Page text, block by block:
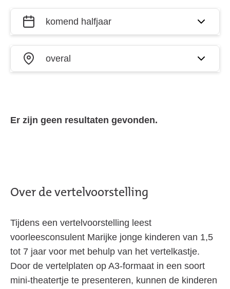
Filter
activiteiten
op datum
en plaats
Wanneer?
Waar?
Er zijn geen resultaten gevonden.
Over de vertelvoorstelling
Tijdens een vertelvoorstelling leest
voorleesconsulent Marijke jonge kinderen van 1,5
tot 7 jaar voor met behulp van het vertelkastje.
Door de vertelplaten op A3-formaat in een soort
mini-theatertje te presenteren, kunnen de kinderen